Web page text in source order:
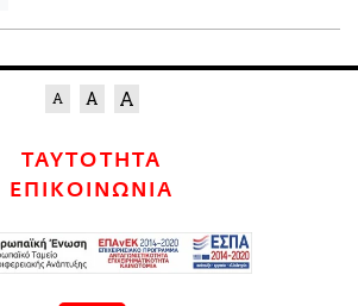
ΤΑΥΤΟΤΗΤΑ
ΕΠΙΚΟΙΝΩΝΙΑ